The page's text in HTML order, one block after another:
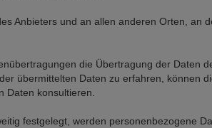
Anbieters und an allen anderen Orten, an
die Übertragung der Daten
übermittelten Daten zu erfahren, können
Daten konsultieren.
festgelegt, werden personenbezogene